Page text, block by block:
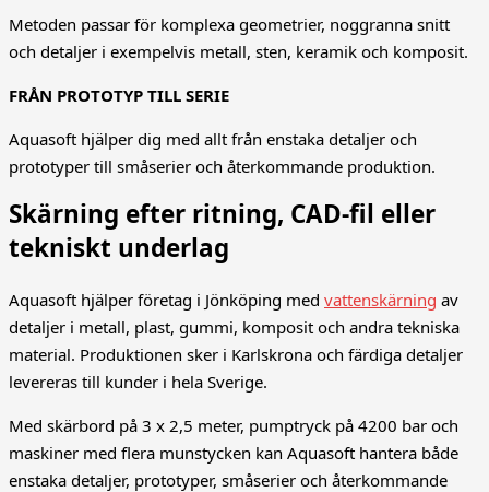
Metoden passar för komplexa geometrier, noggranna snitt
och detaljer i exempelvis metall, sten, keramik och komposit.
FRÅN PROTOTYP TILL SERIE
Aquasoft hjälper dig med allt från enstaka detaljer och
prototyper till småserier och återkommande produktion.
Skärning efter ritning, CAD-fil eller
tekniskt underlag
Aquasoft hjälper företag i Jönköping med vattenskärning av
detaljer i metall, plast, gummi, komposit och andra tekniska
material. Produktionen sker i Karlskrona och färdiga detaljer
levereras till kunder i hela Sverige.
Med skärbord på 3 x 2,5 meter, pumptryck på 4200 bar och
maskiner med flera munstycken kan Aquasoft hantera både
enstaka detaljer, prototyper, småserier och återkommande